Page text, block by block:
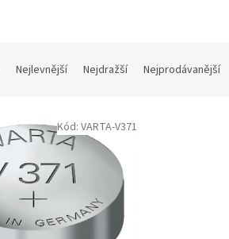
Nejlevnější Nejdražší Nejprodávanější
Kód: VARTA-V371